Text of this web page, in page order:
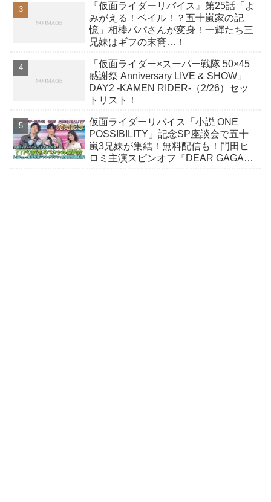
『仮面ライダーリバイス』第25話「よ
みがえる！ベイル！？五十嵐家の記
憶」相棒パパさんが変身！一輝たち三
兄妹はギフの末裔…！
「仮面ライダー×スーパー戦隊 50×45
感謝祭 Anniversary LIVE & SHOW」
DAY2 -KAMEN RIDER-（2/26）セッ
トリスト！
仮面ライダーリバイス「小説 ONE
POSSIBILITY」記念SP座談会で五十
嵐3兄妹が集結！無料配信も！門田ヒ
ロミ主演スピンオフ『DEAR GAGA』